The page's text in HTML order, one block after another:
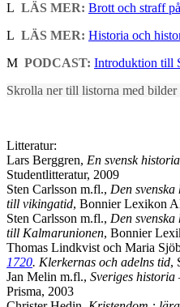
L LÄS MER: Brott och straff
L LÄS MER: Historia och
M PODCAST: Introduktion till
Skrolla ner till listorna med
Litteratur:
Lars Berggren, En svensk
Studentlitteratur, 2009
Sten Carlsson m.fl., Den
till vikingatid, Bonnier Lexikon
Sten Carlsson m.fl., Den
till Kalmarunionen, Bonnier
Thomas Lindkvist och Maria
1720. Klerkernas och adelns tid,
Jan Melin m.fl., Sveriges historia
Prisma, 2003